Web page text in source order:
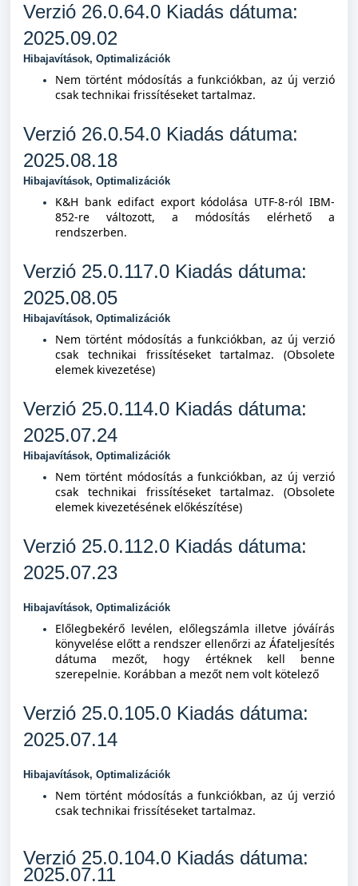
Verzió 26.0.64.0 Kiadás dátuma:
2025.09.02
Hibajavítások, Optimalizációk
Nem történt módosítás a funkciókban, az új verzió
csak technikai frissítéseket tartalmaz.
Verzió 26.0.54.0 Kiadás dátuma:
2025.08.18
Hibajavítások, Optimalizációk
K&H bank edifact export kódolása UTF-8-ról IBM-
852-re változott, a módosítás elérhető a
rendszerben.
Verzió 25.0.117.0 Kiadás dátuma:
2025.08.05
Hibajavítások, Optimalizációk
Nem történt módosítás a funkciókban, az új verzió
csak technikai frissítéseket tartalmaz. (Obsolete
elemek kivezetése)
Verzió 25.0.114.0 Kiadás dátuma:
2025.07.24
Hibajavítások, Optimalizációk
Nem történt módosítás a funkciókban, az új verzió
csak technikai frissítéseket tartalmaz. (Obsolete
elemek kivezetésének előkészítése)
Verzió 25.0.112.0 Kiadás dátuma:
2025.07.23
Hibajavítások, Optimalizációk
Előlegbekérő levélen, előlegszámla illetve jóváírás
könyvelése előtt a rendszer ellenőrzi az Áfateljesítés
dátuma mezőt, hogy értéknek kell benne
szerepelnie. Korábban a mezőt nem volt kötelező
Verzió 25.0.105.0 Kiadás dátuma:
2025.07.14
Hibajavítások, Optimalizációk
Nem történt módosítás a funkciókban, az új verzió
csak technikai frissítéseket tartalmaz.
Verzió 25.0.104.0 Kiadás dátuma:
2025.07.11